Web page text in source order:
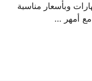
وبأسعار مناسبة
مع أمهر …